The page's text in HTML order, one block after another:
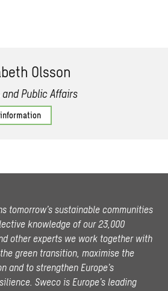
Ols­son
Public Affairs
tomorrow’s sustainable communities
knowledge of our 23,000
other experts we work together with
green transition, maximise the
and to strengthen Europe’s
Sweco is Europe’s leading